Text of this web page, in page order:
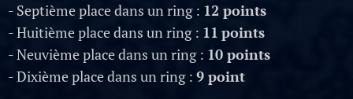
- Septième place dans un ring : 12 points
- Huitième place dans un ring : 11 points
- Neuvième place dans un ring : 10 points
- Dixième place dans un ring : 9 point